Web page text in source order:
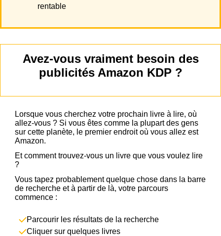
rentable
Avez-vous vraiment besoin des
publicités Amazon KDP ?
Lorsque vous cherchez votre prochain livre à lire, où
allez-vous ? Si vous êtes comme la plupart des gens
sur cette planète, le premier endroit où vous allez est
Amazon.
Et comment trouvez-vous un livre que vous voulez lire
?
Vous tapez probablement quelque chose dans la barre
de recherche et à partir de là, votre parcours
commence :
Parcourir les résultats de la recherche
Cliquer sur quelques livres